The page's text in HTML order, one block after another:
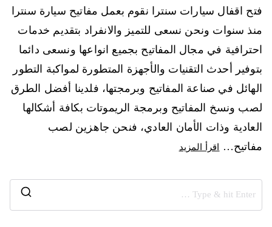
فتح اقفال سيارات سنترا نقوم بعمل مفاتيح سيارة سنترا
منذ سنوات ونحن نسعى للتميز والانفراد بتقديم خدمات
احترافية في مجال المفاتيح بجميع انواعها ونسعى دائما
بتوفير أحدث التقنيات والأجهزة المتطورة لمواكبة التطور
الهائل في صناعة المفاتيح وبرمجتها، فلدينا أفضل الطرق
لصب ونسخ المفاتيح وبرمجة الريموتات بكافة أشكالها
العادية وذات الأمان العادي، فنحن جاهزين لصب
مفاتيح…
اقرأ المزيد